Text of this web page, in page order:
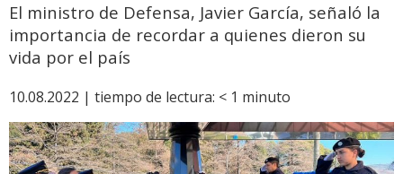
El ministro de Defensa, Javier García, señaló la
importancia de recordar a quienes dieron su
vida por el país
10.08.2022 | tiempo de lectura: < 1 minuto